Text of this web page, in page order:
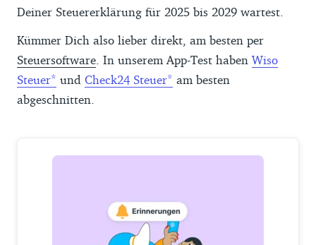
Deiner Steuererklärung für 2025 bis 2029 wartest.
Kümmer Dich also lieber direkt, am besten per
Steuersoftware . In unserem App-Test haben Wiso
Steuer
und Check24 Steuer
am besten
abgeschnitten.